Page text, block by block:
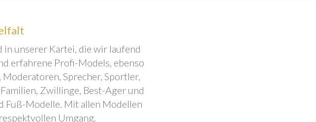
unserer Kartei, die wir laufend
erfahrene Profi-Models, ebenso
Sprecher, Sportler,
Zwillinge, Best-Ager und
Fuß-Modelle. Mit allen Modellen
Umgang.